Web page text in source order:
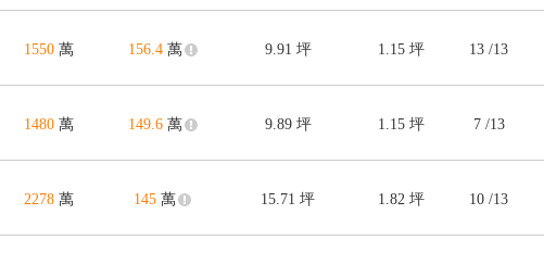
1550 萬 156.4萬 9.91 坪 1.15 坪 13 /13
1480 萬 149.6萬 9.89坪 1.15 坪 7 /13
2278 萬 145 萬 15.71 坪 1.82 坪 10 /13